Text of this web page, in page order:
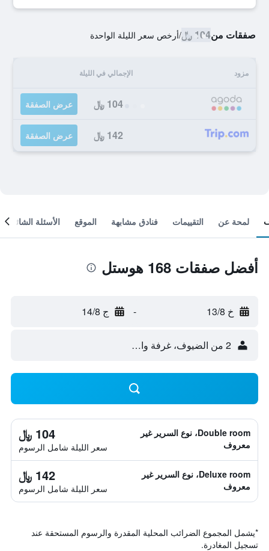
صفقات من104 ﷼ /أرخص سعر الليلة الواحدة
مزود الإجمالي في الليلة
104 ﷼ عرض الصفقة
142 ﷼ عرض الصفقة
لمحة عن التقييمات فنادق مشابهة الموقع الأسئلة الشائعة
أفضل صفقات 168 هوستل
خ 13/8 - ج 14/8
2 من الضيوف، غرفة واحدة
Double room، نوع السرير غير
معروف
104 ﷼
سعر الليلة شامل الرسوم
Deluxe room، نوع السرير غير
معروف
142 ﷼
سعر الليلة شامل الرسوم
*يشمل المجموع الضرائب المحلية المقدرة والرسوم المستحقة عند
تسجيل المغادرة.